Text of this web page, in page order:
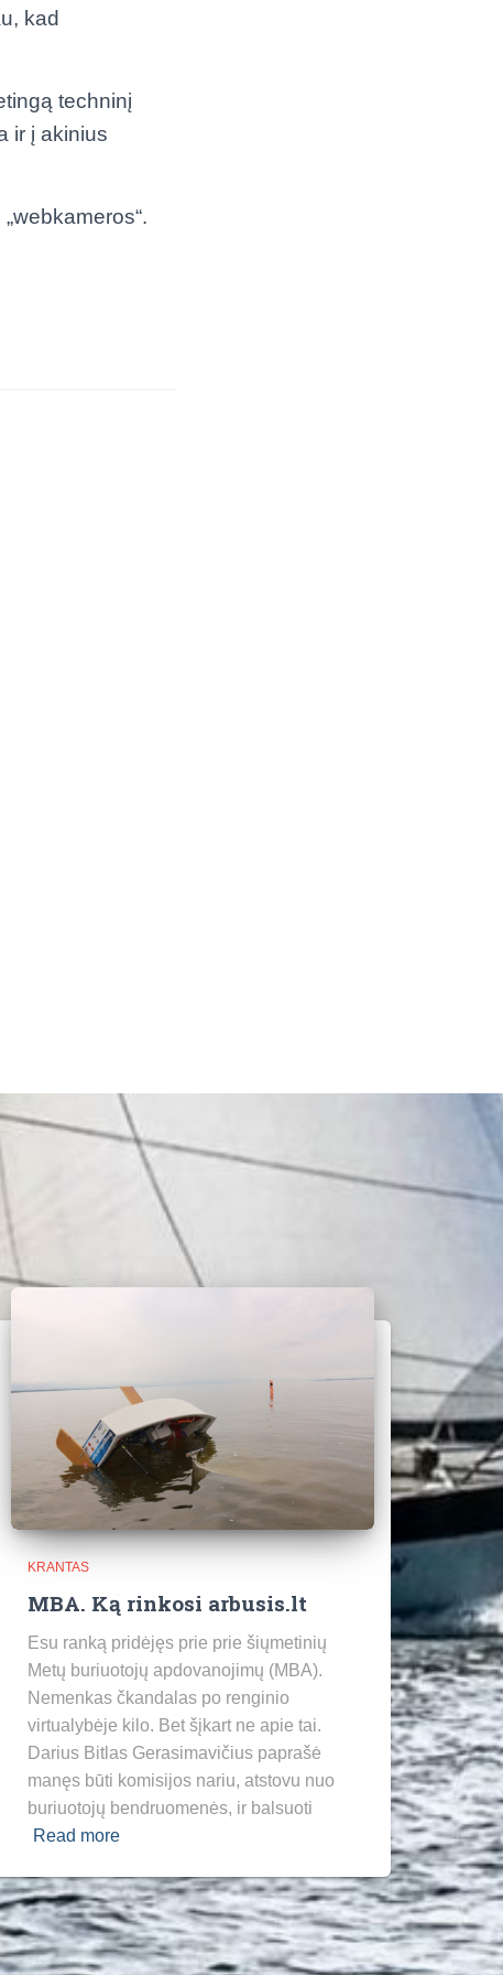
kad
techninį
ir į akinius
KRANTAS
MBA. Ką rinkosi arbusis.lt
Esu ranką pridėjęs prie prie šiųmetinių
Metų buriuotojų apdovanojimų (MBA).
Nemenkas čkandalas po renginio
virtualybėje kilo. Bet šįkart ne apie tai.
Darius Bitlas Gerasimavičius paprašė
manęs būti komisijos nariu, atstovu nuo
buriuotojų bendruomenės, ir balsuoti
Read more